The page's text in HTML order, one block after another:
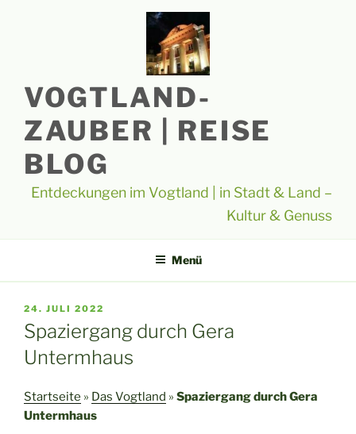
VOGTLAND-
ZAUBER | REISE
BLOG
Entdeckungen im Vogtland | in Stadt & Land –
Kultur & Genuss
Menü
VERÖFFENTLICHT
AM
24. JULI 2022
Spaziergang durch Gera
Untermhaus
Startseite » Das Vogtland » Spaziergang durch Gera
Untermhaus